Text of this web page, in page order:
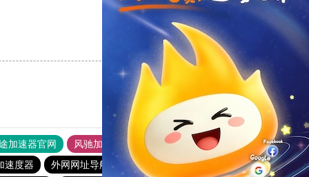
支持
加速器官网 风驰加速器
旋风加速器
速度器
外网网址导航 软件中心 雷霆加速
狂飙加速器